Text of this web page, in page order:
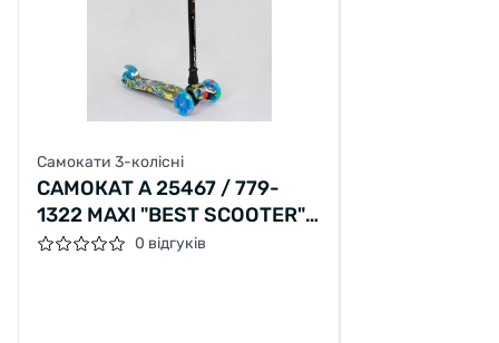
Самокати 3-колісні
САМОКАТ А 25467 / 779-
1322 MAXI "BEST SCOOTER"
ПЛАСТМАСОВИЙ, 4 КОЛЕСА
0 відгуків